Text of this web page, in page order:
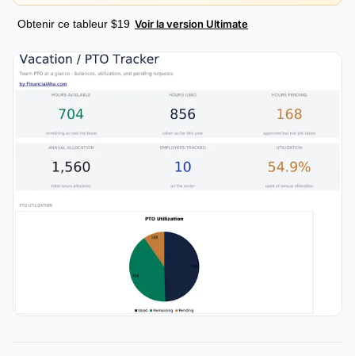
Obtenir ce tableur $19 Voir la version Ultimate